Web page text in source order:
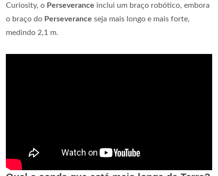
Curiosity, o Perseverance inclui um braço robótico, embora
o braço do Perseverance seja mais longo e mais forte,
medindo 2,1 m.